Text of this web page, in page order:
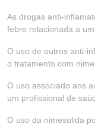
As drogas anti-
febre relacionada a
O uso de outros anti-
o tratamento com
O uso associado aos
um profissional de
O uso da nimesulida